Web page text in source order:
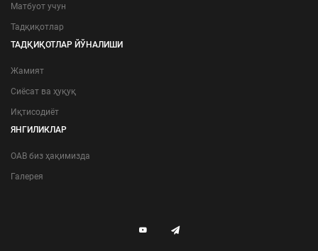
Матбуот учун
Тадқиқотлар
ТАДҚИҚОТЛАР ЙЎНАЛИШИ
Жамият
Сиёсат ва ҳуқуқ
Иқтисодиёт
ЯНГИЛИКЛАР
ОАВ биз ҳақимизда
Галерея